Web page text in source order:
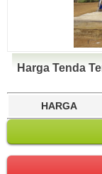
Harga Tenda
HARGA